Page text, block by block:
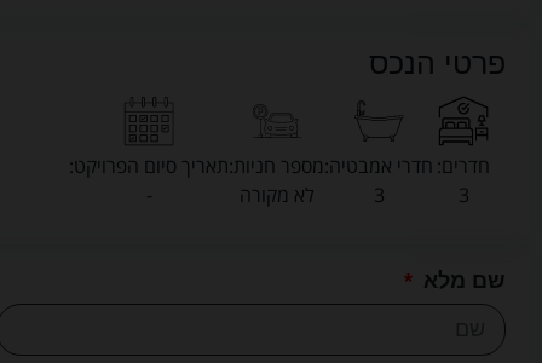
פרטי הנכס
חדרים:
3
חדרי אמבטיה:
3
מספר חניות:
לא מקורה
תאריך סיום הפרויקט:
-
שם מלא